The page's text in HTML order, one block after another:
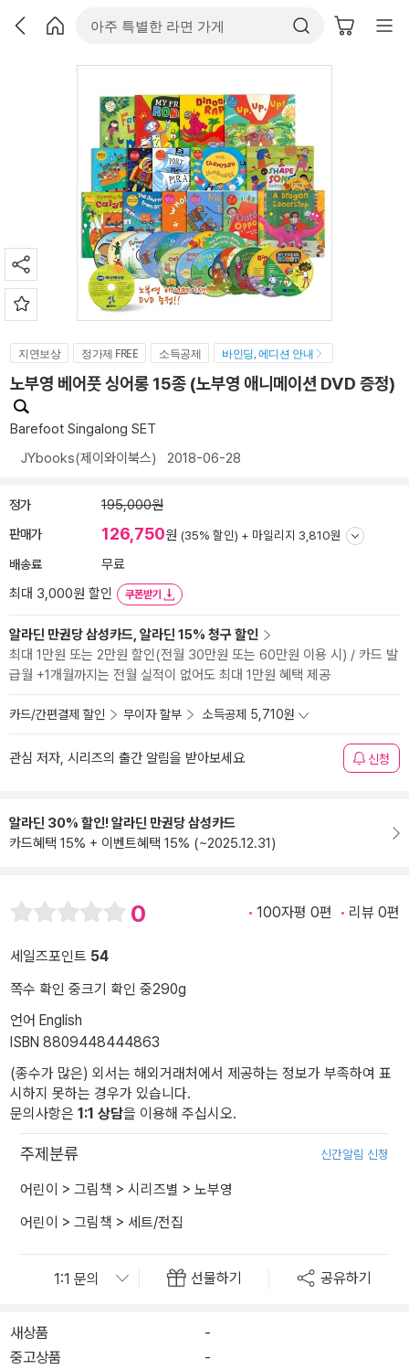
지연보상 정가제 FREE 소득공제 바인딩, 에디션 안내
노부영 베어풋 싱어롱 15종 (노부영 애니메이션 DVD 증정)
Barefoot Singalong SET
JYbooks(제이와이북스) 2018-06-28
정가 195,000원
판매가 126,750원 (35% 할인) + 마일리지 3,810원
배송료
무료
최대 3,000원 할인
쿠폰받기
알라딘 만권당 삼성카드, 알라딘 15% 청구 할인
최대 1만원 또는 2만원 할인(전월 30만원 또는 60만원 이용 시) / 카드 발
급월 +1개월까지는 전월 실적이 없어도 최대 1만원 혜택 제공
카드/간편결제 할인 무이자 할부 소득공제 5,710원
관심 저자, 시리즈의 출간 알림을 받아보세요 신청
알라딘 30% 할인! 알라딘 만권당 삼성카드
카드혜택 15% + 이벤트혜택 15% (~2025.12.31)
0 100자평 0편 리뷰 0편
세일즈포인트 54
쪽수 확인 중크기 확인 중290g
언어 English
ISBN 8809448444863
(종수가 많은) 외서는 해외거래처에서 제공하는 정보가 부족하여 표
시하지 못하는 경우가 있습니다.
문의사항은 1:1 상담을 이용해 주십시오.
주제분류 신간알림 신청
어린이 > 그림책 > 시리즈별 > 노부영
어린이 > 그림책 > 세트/전집
선물하기 공유하기
새상품
-
중고상품
-